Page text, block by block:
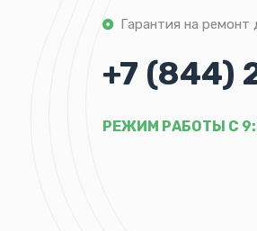
Гарантия на ремонт
+7 (844)
РЕЖИМ РАБОТЫ С